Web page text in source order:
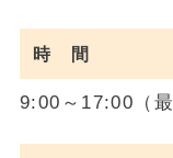
時 間
9:00～17:00（